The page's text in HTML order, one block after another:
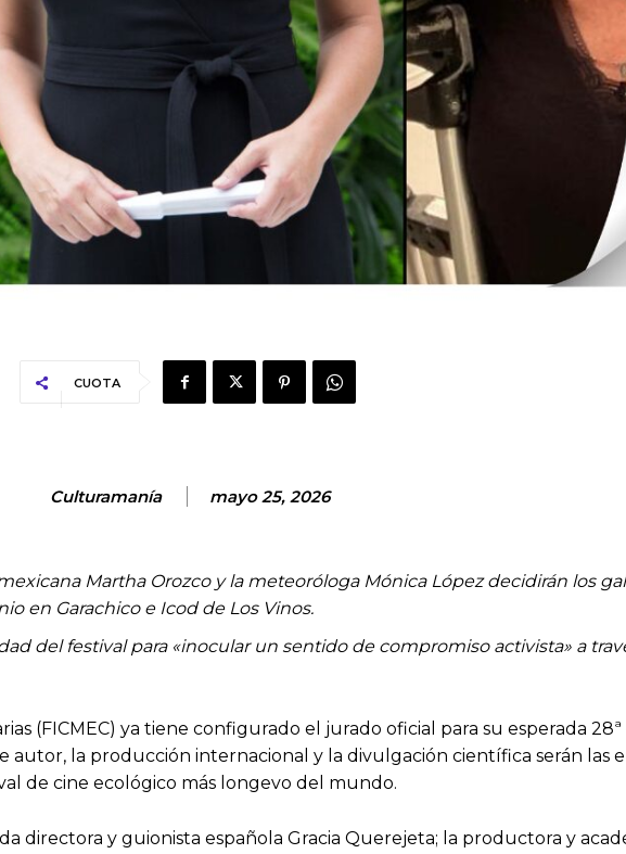
CUOTA
Culturamanía mayo 25, 2026
Martha Orozco y la meteoróloga Mónica López decidirán los
en Garachico e Icod de Los Vinos.
del festival para «inocular un sentido de compromiso activista» a
(FICMEC) ya tiene configurado el jurado oficial para su esperada
la producción internacional y la divulgación científica serán las
de cine ecológico más longevo del mundo.
directora y guionista española Gracia Querejeta; la productora y